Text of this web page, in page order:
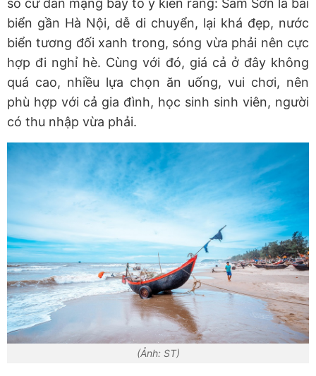
số cư dân mạng bày tỏ ý kiến rằng: Sầm Sơn là bãi
biển gần Hà Nội, dễ di chuyển, lại khá đẹp, nước
biển tương đối xanh trong, sóng vừa phải nên cực
hợp đi nghỉ hè. Cùng với đó, giá cả ở đây không
quá cao, nhiều lựa chọn ăn uống, vui chơi, nên
phù hợp với cả gia đình, học sinh sinh viên, người
có thu nhập vừa phải.
(Ảnh: ST)